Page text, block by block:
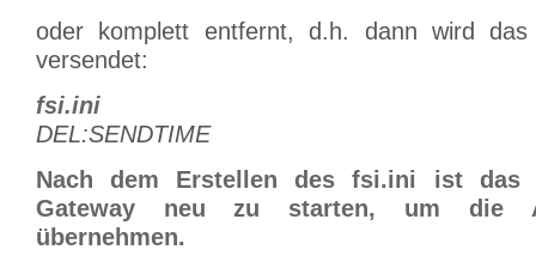
oder komplett entfernt, d.h. dann wird das
versendet:
fsi.ini
DEL:SENDTIME
Nach dem Erstellen des fsi.ini ist das
Gateway neu zu starten, um die
übernehmen.